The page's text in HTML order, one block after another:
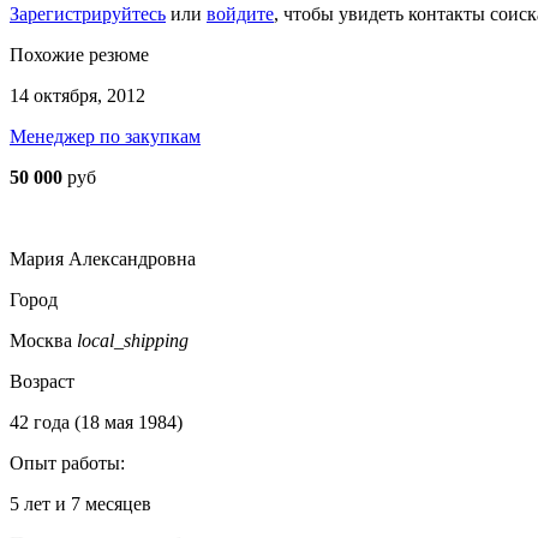
Зарегистрируйтесь или войдите, чтобы увидеть контакты
Похожие резюме
14 октября, 2012
Менеджер по закупкам
50 000 руб
Мария Александровна
Город
Москва local_shipping
Возраст
42 года (18 мая 1984)
Опыт работы:
5 лет и 7 месяцев